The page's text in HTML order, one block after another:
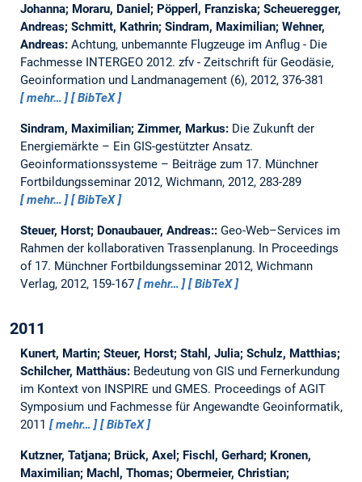
Johanna; Moraru, Daniel; Pöpperl, Franziska; Scheueregger,
Andreas; Schmitt, Kathrin; Sindram, Maximilian; Wehner,
Andreas: Achtung, unbemannte Flugzeuge im Anflug - Die
Fachmesse INTERGEO 2012. zfv - Zeitschrift für Geodäsie,
Geoinformation und Landmanagement (6), 2012, 376-381
mehr…
BibTeX
Sindram, Maximilian; Zimmer, Markus: Die Zukunft der
Energiemärkte – Ein GIS-gestützter Ansatz.
Geoinformationssysteme – Beiträge zum 17. Münchner
Fortbildungsseminar 2012, Wichmann, 2012, 283-289
mehr…
BibTeX
Steuer, Horst; Donaubauer, Andreas:: Geo-Web–Services im
Rahmen der kollaborativen Trassenplanung. In Proceedings
of 17. Münchner Fortbildungsseminar 2012, Wichmann
Verlag, 2012, 159-167
mehr… BibTeX
2011
Kunert, Martin; Steuer, Horst; Stahl, Julia; Schulz, Matthias;
Schilcher, Matthäus: Bedeutung von GIS und Fernerkundung
im Kontext von INSPIRE und GMES. Proceedings of AGIT
Symposium und Fachmesse für Angewandte Geoinformatik,
2011
mehr… BibTeX
Kutzner, Tatjana; Brück, Axel; Fischl, Gerhard; Kronen,
Maximilian; Machl, Thomas; Obermeier, Christian;